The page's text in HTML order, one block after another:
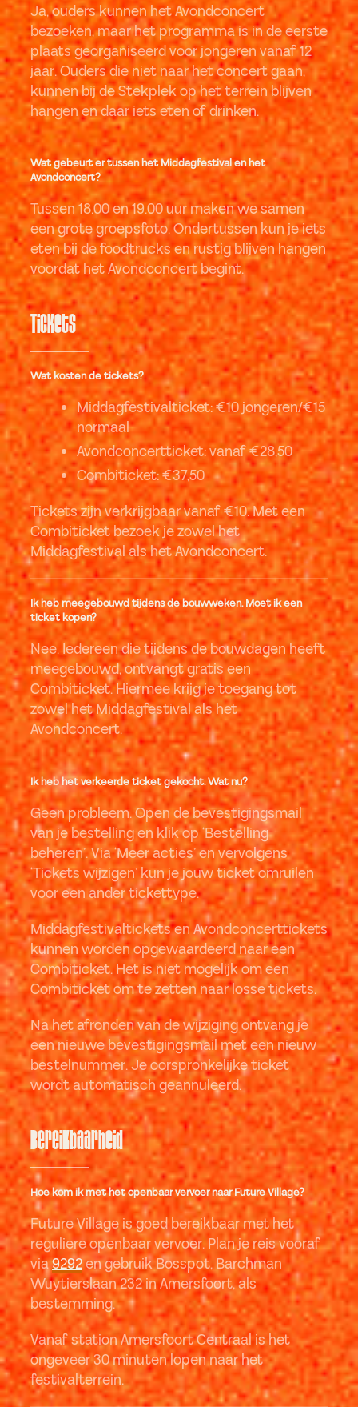
Ja, ouders kunnen het Avondconcert
bezoeken, maar het programma is in de eerste
plaats georganiseerd voor jongeren vanaf 12
jaar. Ouders die niet naar het concert gaan,
kunnen bij de Stekplek op het terrein blijven
hangen en daar iets eten of drinken.
Wat gebeurt er tussen het Middagfestival en het
Avondconcert?
Tussen 18.00 en 19.00 uur maken we samen
een grote groepsfoto. Ondertussen kun je iets
eten bij de foodtrucks en rustig blijven hangen
voordat het Avondconcert begint.
Tickets
Wat kosten de tickets?
Middagfestivalticket: €10 jongeren/€15
normaal
Avondconcertticket: vanaf €28,50
Combiticket: €37,50
Tickets zijn verkrijgbaar vanaf €10. Met een
Combiticket bezoek je zowel het
Middagfestival als het Avondconcert.
Ik heb meegebouwd tijdens de bouwweken. Moet ik een
ticket kopen?
Nee. Iedereen die tijdens de bouwdagen heeft
meegebouwd, ontvangt gratis een
Combiticket. Hiermee krijg je toegang tot
zowel het Middagfestival als het
Avondconcert.
Ik heb het verkeerde ticket gekocht. Wat nu?
Geen probleem. Open de bevestigingsmail
van je bestelling en klik op ‘Bestelling
beheren’. Via ‘Meer acties’ en vervolgens
‘Tickets wijzigen’ kun je jouw ticket omruilen
voor een ander tickettype.
Middagfestivaltickets en Avondconcerttickets
kunnen worden opgewaardeerd naar een
Combiticket. Het is niet mogelijk om een
Combiticket om te zetten naar losse tickets.
Na het afronden van de wijziging ontvang je
een nieuwe bevestigingsmail met een nieuw
bestelnummer. Je oorspronkelijke ticket
wordt automatisch geannuleerd.
Bereikbaarheid
Hoe kom ik met het openbaar vervoer naar Future Village?
Future Village is goed bereikbaar met het
reguliere openbaar vervoer. Plan je reis vooraf
via9292en gebruik Bosspot, Barchman
Wuytierslaan 232 in Amersfoort, als
bestemming.
Vanaf station Amersfoort Centraal is het
ongeveer 30 minuten lopen naar het
festivalterrein.